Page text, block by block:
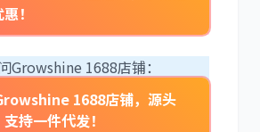
！
Growshine 1688店铺：
1688店铺，源头
持一件代发！